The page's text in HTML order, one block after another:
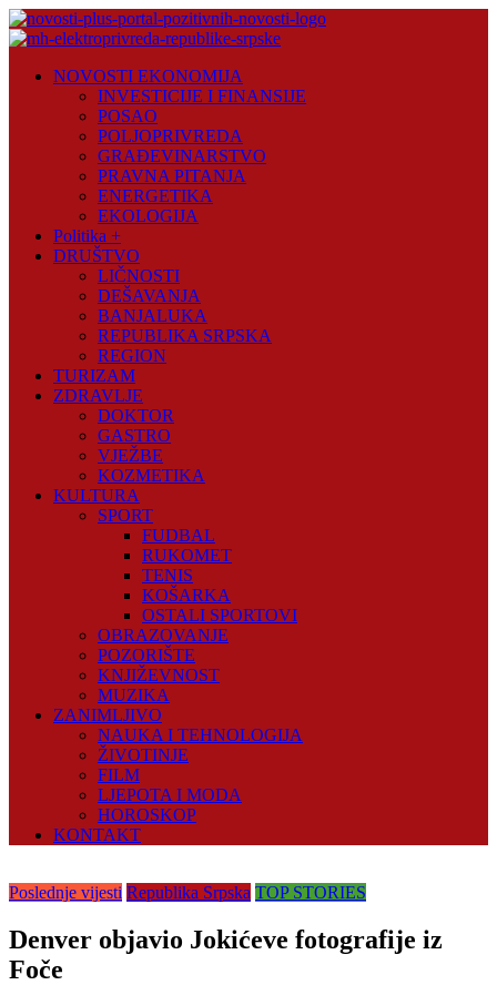
Skip
to
Plus
NOVOSTI EKONOMIJA
INVESTICIJE I FINANSIJE
POSAO
POLJOPRIVREDA
GRAĐEVINARSTVO
PRAVNA PITANJA
ENERGETIKA
EKOLOGIJA
Politika +
DRUŠTVO
LIČNOSTI
DEŠAVANJA
BANJALUKA
REPUBLIKA SRPSKA
REGION
TURIZAM
ZDRAVLJE
DOKTOR
GASTRO
VJEŽBE
KOZMETIKA
KULTURA
SPORT
FUDBAL
RUKOMET
TENIS
KOŠARKA
OSTALI SPORTOVI
OBRAZOVANJE
POZORIŠTE
KNJIŽEVNOST
MUZIKA
ZANIMLJIVO
NAUKA I TEHNOLOGIJA
ŽIVOTINJE
FILM
LJEPOTA I MODA
HOROSKOP
KONTAKT
Poslednje vijesti Republika Srpska TOP STORIES
Denver objavio Jokićeve fotografije iz
Foče